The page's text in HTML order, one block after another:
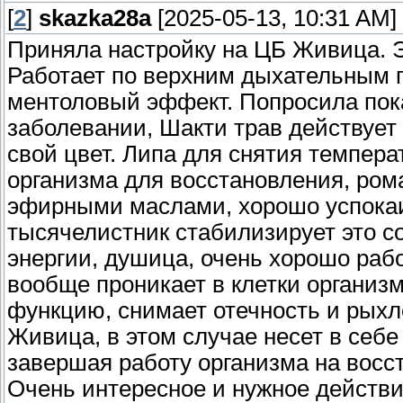
[2] skazka28a[2025-05-13, 10:31 AM]
Приняла настройку на ЦБ Живица.
Работает по верхним дыхательным
ментоловый эффект. Попросила
заболевании, Шакти трав
свой цвет. Липа для снятия
организма для восстановления,
эфирными маслами, хорошо
тысячелистник стабилизирует это
энергии, душица, очень хорошо
вообще проникает в клетки
функцию, снимает отечность и
Живица, в этом случае несет в
завершая работу организма на
Очень интересное и нужное